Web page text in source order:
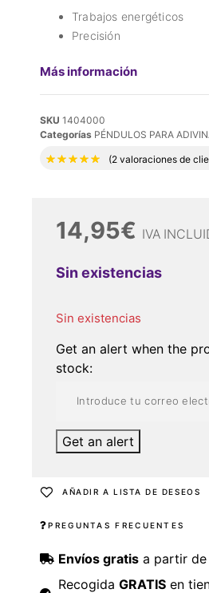
Trabajos energéticos
Precisión
Más información
SKU 1404000
Categorías PÉNDULOS PARA
Valorado con
(2 valoraciones de
14,95€ IVA
Sin existencias
Sin existencias
Get an alert when the
stock:
Get an alert
AÑADIR A LISTA DE DESEOS
PREGUNTAS FRECUENTES
Envíos gratisa partir de
Recogida GRATISen